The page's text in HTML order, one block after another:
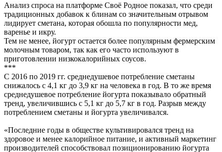
Анализ спроса на платформе Своё Родное показал, что среди
традиционных добавок к блинам со значительным отрывом
лидирует сметана, которая обошла по популярности мед,
варенье и икру.
Тем не менее, йогурт остается более популярным фермерским
молочным товаром, так как его часто используют в
приготовлении низкокалорийных соусов.
***
С 2016 по 2019 гг. среднедушевое потребление сметаны
снижалось с 4,1 кг до 3,9 кг на человека в год. В то же время
среднедушевое потребление йогурта показывало обратный
тренд, увеличившись с 5,1 кг до 5,7 кг в год. Разрыв между
потреблением сметаны и йогурта увеличивался.
«Последние годы в обществе культивировался тренд на
здоровое и менее калорийное питание, и активный маркетинг
производителей способствовал позиционированию йогурта